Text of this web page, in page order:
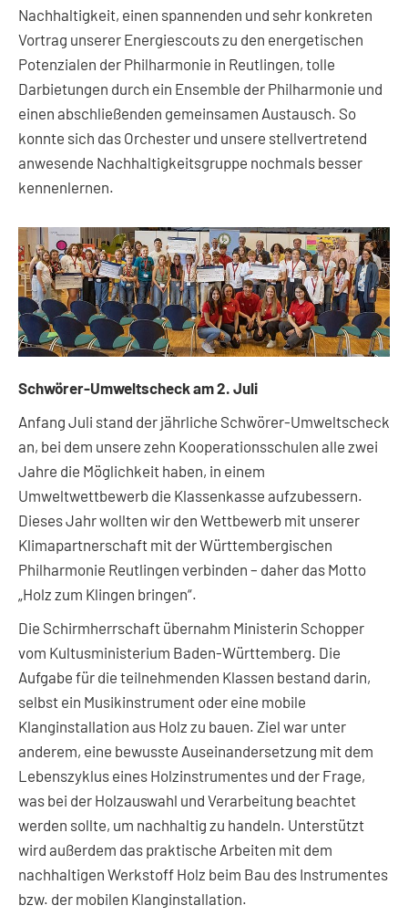
Nachhaltigkeit, einen spannenden und sehr konkreten
Vortrag unserer Energiescouts zu den energetischen
Potenzialen der Philharmonie in Reutlingen, tolle
Darbietungen durch ein Ensemble der Philharmonie und
einen abschließenden gemeinsamen Austausch. So
konnte sich das Orchester und unsere stellvertretend
anwesende Nachhaltigkeitsgruppe nochmals besser
kennenlernen.
Schwörer-Umweltscheck am 2. Juli
Anfang Juli stand der jährliche Schwörer-Umweltscheck
an, bei dem unsere zehn Kooperationsschulen alle zwei
Jahre die Möglichkeit haben, in einem
Umweltwettbewerb die Klassenkasse aufzubessern.
Dieses Jahr wollten wir den Wettbewerb mit unserer
Klimapartnerschaft mit der Württembergischen
Philharmonie Reutlingen verbinden – daher das Motto
„Holz zum Klingen bringen“.
Die Schirmherrschaft übernahm Ministerin Schopper
vom Kultusministerium Baden-Württemberg. Die
Aufgabe für die teilnehmenden Klassen bestand darin,
selbst ein Musikinstrument oder eine mobile
Klanginstallation aus Holz zu bauen. Ziel war unter
anderem, eine bewusste Auseinandersetzung mit dem
Lebenszyklus eines Holzinstrumentes und der Frage,
was bei der Holzauswahl und Verarbeitung beachtet
werden sollte, um nachhaltig zu handeln. Unterstützt
wird außerdem das praktische Arbeiten mit dem
nachhaltigen Werkstoff Holz beim Bau des Instrumentes
bzw. der mobilen Klanginstallation.